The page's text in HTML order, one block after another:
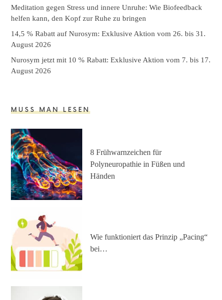
Meditation gegen Stress und innere Unruhe: Wie Biofeedback
helfen kann, den Kopf zur Ruhe zu bringen
14,5 % Rabatt auf Nurosym: Exklusive Aktion vom 26. bis 31.
August 2026
Nurosym jetzt mit 10 % Rabatt: Exklusive Aktion vom 7. bis 17.
August 2026
MUSS MAN LESEN
8 Frühwarnzeichen für
Polyneuropathie in Füßen und
Händen
Wie funktioniert das Prinzip „Pacing“
bei…